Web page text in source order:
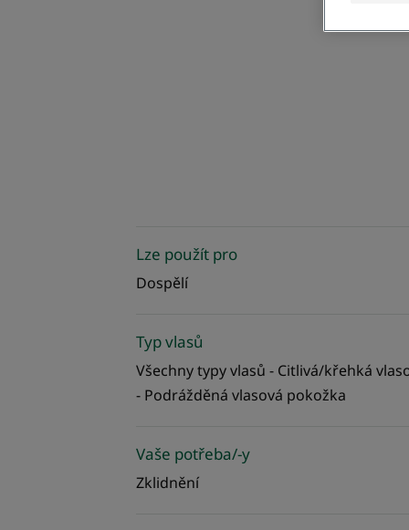
Lze použít pro
Dospělí
Typ vlasů
Všechny typy vlasů - Citlivá/křehká
- Podrážděná vlasová pokožka
Vaše potřeba/-y
Zklidnění